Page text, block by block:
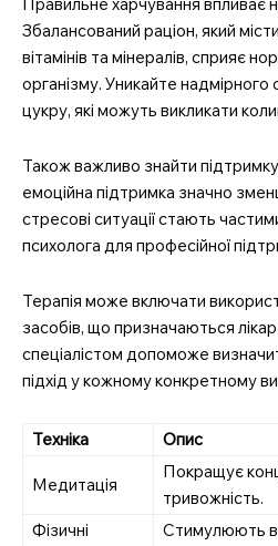
Контакти
Підписка
Збалансований раціон, який
вітамінів та мінералів, сприяє
організму. Уникайте
цукру, які можуть викликати
Також важливо знайти
емоційна підтримка значно
стресові ситуації стають
психолога для професійної
Терапія може включати
засобів, що призначаються
спеціалістом допоможе
підхід у кожному конкретному
Техніка Опис
Медитація
Покращує
тривожність.
Фізичні
Стимулюють